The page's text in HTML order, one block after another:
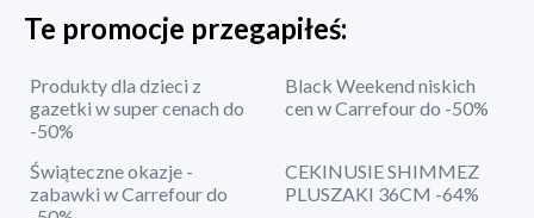
Te promocje przegapiłeś:
Produkty dla dzieci z
gazetki w super cenach do
-50%
Black Weekend niskich
cen w Carrefour do -50%
Świąteczne okazje -
zabawki w Carrefour do
CEKINUSIE SHIMMEZ
PLUSZAKI 36CM -64%